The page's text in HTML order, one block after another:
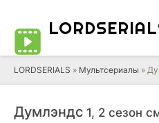
LORD
LORDSERIALS » Мультсериалы »
Думлэндс 1, 2 сезон